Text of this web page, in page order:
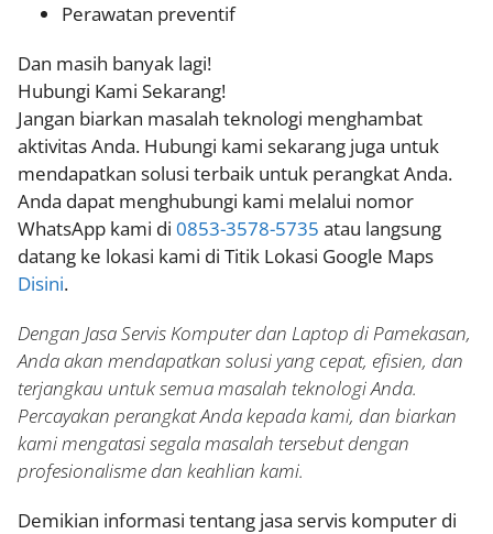
Perawatan preventif
Dan masih banyak lagi!
Hubungi Kami Sekarang!
Jangan biarkan masalah teknologi menghambat
aktivitas Anda. Hubungi kami sekarang juga untuk
mendapatkan solusi terbaik untuk perangkat Anda.
Anda dapat menghubungi kami melalui nomor
WhatsApp kami di 0853-3578-5735 atau langsung
datang ke lokasi kami di Titik Lokasi Google Maps
Disini.
Dengan Jasa Servis Komputer dan Laptop di Pamekasan,
Anda akan mendapatkan solusi yang cepat, efisien, dan
terjangkau untuk semua masalah teknologi Anda.
Percayakan perangkat Anda kepada kami, dan biarkan
kami mengatasi segala masalah tersebut dengan
profesionalisme dan keahlian kami.
Demikian informasi tentang jasa servis komputer di